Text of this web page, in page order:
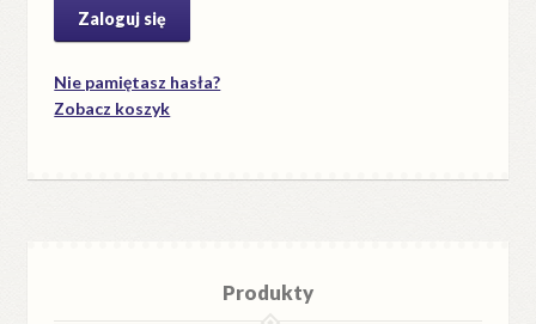
Nie pamiętasz hasła?
Zobacz koszyk
Produkty